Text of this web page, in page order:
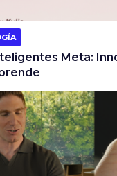
Meta: